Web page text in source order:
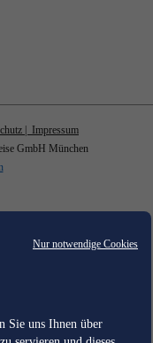
Nur notwendige Cookies
Sie uns Ihnen über
| Impressum
GmbH München